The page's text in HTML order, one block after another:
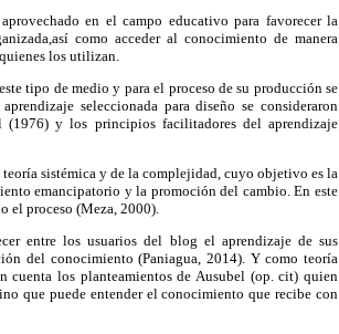
en el campo educativo para favorecer la
como acceder al conocimiento de manera
los utilizan.
tipo de medio y para el proceso de su producción se
seleccionada para diseño se consideraron
(1976) y los principios facilitadores del aprendizaje
sistémica y de la complejidad, cuyo objetivo es la
emancipatorio y la promoción del cambio. En este
el proceso (Meza, 2000).
entre los usuarios del blog el aprendizaje de sus
del conocimiento (Paniagua, 2014). Y como teoría
cuenta los planteamientos de Ausubel (op. cit) quien
que puede entender el conocimiento que recibe con